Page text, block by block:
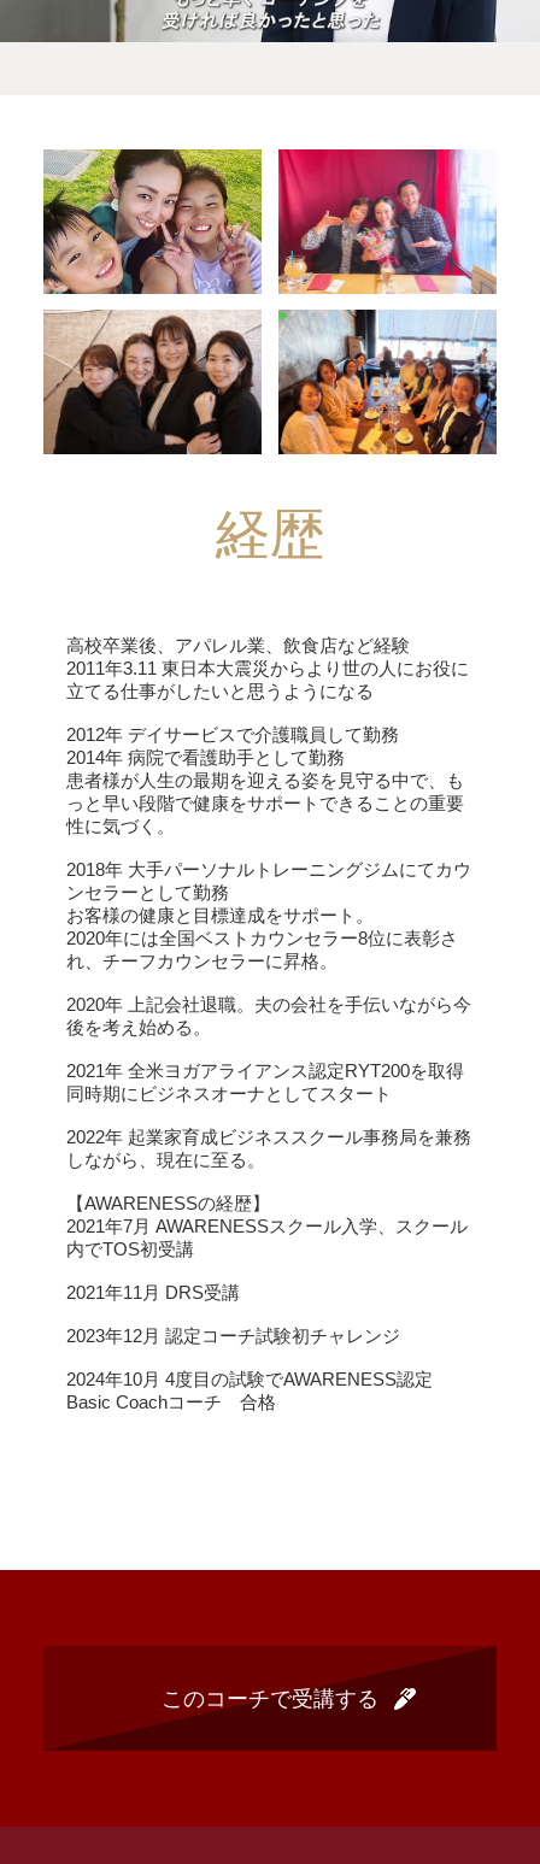
経歴
高校卒業後、アパレル業、飲食店など経験
2011年3.11 東日本大震災からより世の人にお役に
立てる仕事がしたいと思うようになる
2012年 デイサービスで介護職員して勤務
2014年 病院で看護助手として勤務
患者様が人生の最期を迎える姿を見守る中で、も
っと早い段階で健康をサポートできることの重要
性に気づく。
2018年 大手パーソナルトレーニングジムにてカウ
ンセラーとして勤務
お客様の健康と目標達成をサポート。
2020年には全国ベストカウンセラー8位に表彰さ
れ、チーフカウンセラーに昇格。
2020年 上記会社退職。夫の会社を手伝いながら今
後を考え始める。
2021年 全米ヨガアライアンス認定RYT200を取得
同時期にビジネスオーナとしてスタート
2022年 起業家育成ビジネススクール事務局を兼務
しながら、現在に至る。
【AWARENESSの経歴】
2021年7月 AWARENESSスクール入学、スクール
内でTOS初受講
2021年11月 DRS受講
2023年12月 認定コーチ試験初チャレンジ
2024年10月 4度目の試験でAWARENESS認定
Basic Coachコーチ 合格